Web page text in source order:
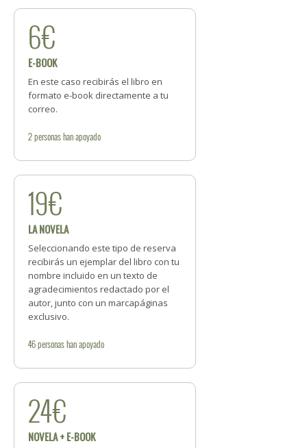
6€
E-BOOK
En este caso recibirás el libro en
formato e-book directamente a tu
correo.
2personashan apoyado
19€
LA NOVELA
Seleccionando este tipo de reserva
recibirás un ejemplar del libro con tu
nombre incluido en un texto de
agradecimientos redactado por el
autor, junto con un marcapáginas
exclusivo.
46personashan apoyado
24€
NOVELA + E-BOOK